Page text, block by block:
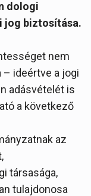
dologi
jog biztosítása.
nem
ideértve a jogi
adásvételét is
a következő
az
társasága,
tulajdonosa